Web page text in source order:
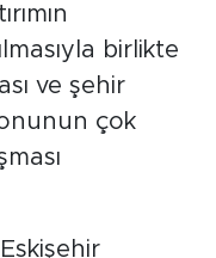
birlikte
ve şehir
çok